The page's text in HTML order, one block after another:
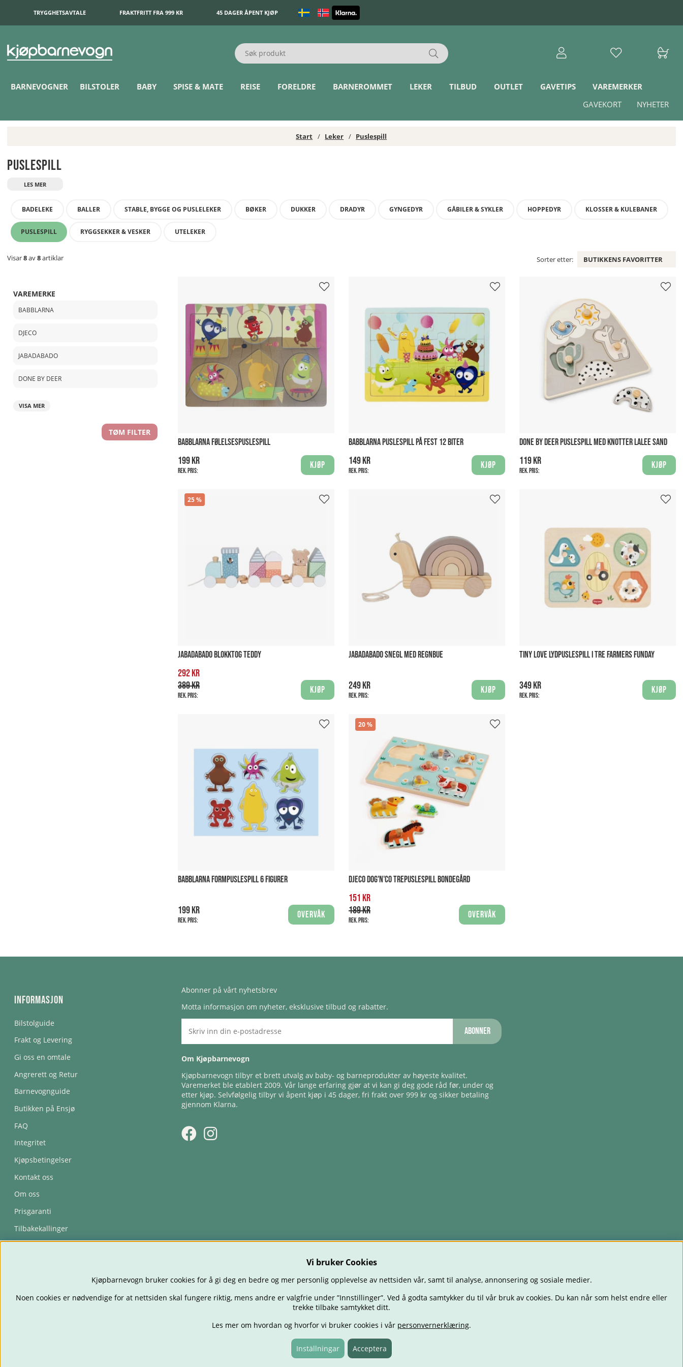
TRYGGHETSAVTALE FRAKTFRITT FRA 999 KR 45 DAGER ÅPENT KJØP
BARNEVOGNER BILSTOLER BABY SPISE & MATE REISE FORELDRE BARNEROMMET LEKER TILBUD OUTLET GAVETIPS
VAREMERKER
NYHETER
GAVEKORT
Start Leker Puslespill
Puslespill
BADELEKE BALLER STABLE, BYGGE OG PUSLELEKER BØKER DUKKER DRADYR GYNGEDYR GÅBILER & SYKLER HOPPEDYR KLOSSER & KULEBANER
PUSLESPILL RYGGSEKKER & VESKER UTELEKER
Visar8av8artiklar Sorter etter: BUTIKKENS FAVORITTER
VAREMERKE
BABBLARNA
DJECO
JABADABADO
DONE BY DEER
VISA MER
TØM FILTER
BABBLARNA FØLELSESPUSLESPILL
199 kr
Rek. pris:
Kjøp
BABBLARNA PUSLESPILL PÅ FEST 12 BITER
149 kr
Rek. pris:
Kjøp
DONE BY DEER PUSLESPILL MED KNOTTER LALEE SAND
119 kr
Rek. pris:
Kjøp
25
JABADABADO BLOKKTOG TEDDY
292 kr
389 kr
Rek. pris:
Kjøp
JABADABADO SNEGL MED REGNBUE
249 kr
Rek. pris:
Kjøp
TINY LOVE LYDPUSLESPILL I TRE FARMERS FUNDAY
349 kr
Rek. pris:
Kjøp
BABBLARNA FORMPUSLESPILL 6 FIGURER
199 kr
Rek. pris:
Overvåk
20
DJECO DOG'N'CO TREPUSLESPILL BONDEGÅRD
151 kr
189 kr
Rek. pris:
Overvåk
Informasjon
Bilstolguide
Frakt og Levering
Gi oss en omtale
Angrerett og Retur
Barnevognguide
Butikken på Ensjø
FAQ
Integritet
Kjøpsbetingelser
Kontakt oss
Om oss
Prisgaranti
Tilbakekallinger
Abonner på vårt nyhetsbrev
Motta informasjon om nyheter, eksklusive tilbud og rabatter.
Abonner
Om Kjøpbarnevogn
Kjøpbarnevogn tilbyr et brett utvalg av baby- og barneprodukter av høyeste kvalitet.
Varemerket ble etablert 2009. Vår lange erfaring gjør at vi kan gi deg gode råd før, under og
etter kjøp. Selvfølgelig tilbyr vi åpent kjøp i 45 dager, fri frakt over 999 kr og sikker betaling
gjennom Klarna.
BILSTOLER BABY SPISE & MATE REISE FORELDRE BARNEROMMET
LEKER
TILBUD
OUTLET GAVETIPS
Vi bruker Cookies
Kjøpbarnevogn bruker cookies for å gi deg en bedre og mer personlig opplevelse av nettsiden vår, samt til analyse, annonsering og sosiale medier.
Noen cookies er nødvendige for at nettsiden skal fungere riktig, mens andre er valgfrie under ”Innstillinger”. Ved å godta samtykker du til vår bruk av cookies. Du kan når som helst endre eller
trekke tilbake samtykket ditt.
Les mer om hvordan og hvorfor vi bruker cookies i vår personvernerklæring.
Inställningar Acceptera